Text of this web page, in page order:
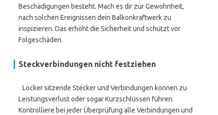
Beschädigungen besteht. Mach es dir zur Gewohnheit,
nach solchen Ereignissen dein Balkonkraftwerk zu
inspizieren. Das erhöht die Sicherheit und schützt vor
Folgeschäden.
Steckverbindungen nicht festziehen
Locker sitzende Stecker und Verbindungen können zu
Leistungsverlust oder sogar Kurzschlüssen führen.
Kontrolliere bei jeder Überprüfung alle Verbindungen und